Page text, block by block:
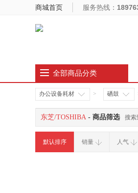
商城首页 服务热线：
全部商品分类
办公设备耗材 > 硒鼓
东芝/TOSHIBA - 商品筛选 搜索
默认排序 销量 人气